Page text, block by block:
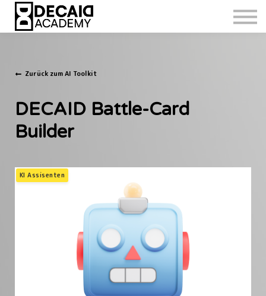
Zurück zum AI Toolkit
DECAID Battle-Card
Builder
KI Assisenten